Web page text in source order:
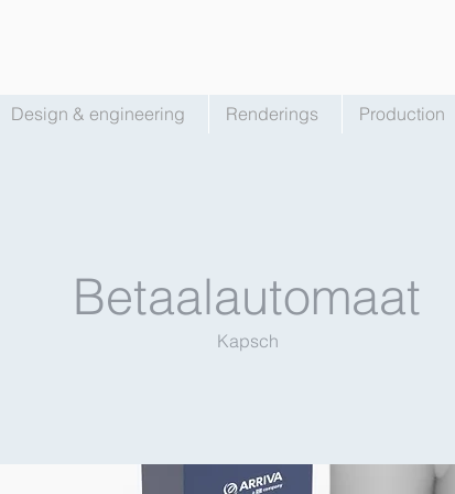
Design & engineering Renderings Production
Betaalautomaat
Kapsch